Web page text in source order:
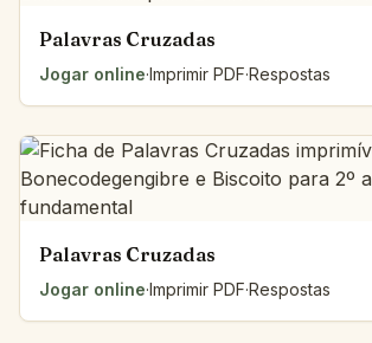
Palavras Cruzadas
Jogar online·Imprimir PDF·Respostas
Palavras Cruzadas
Jogar online·Imprimir PDF·Respostas